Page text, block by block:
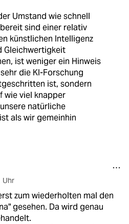
Umstand wie schnell
sind einer relativ
künstlichen Intelligenz
Gleichwertigkeit
ist weniger ein Hinweis
die KI-Forschung
ist, sondern
wie viel knapper
natürliche
als wir gemeinhin
Uhr
zum wiederholten mal den
gesehen. Da wird genau